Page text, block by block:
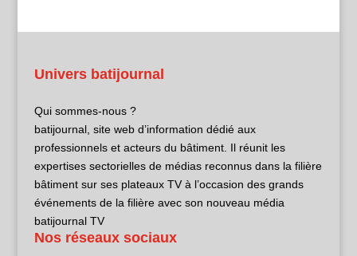
Univers batijournal
Qui sommes-nous ?
batijournal, site web d’information dédié aux
professionnels et acteurs du bâtiment. Il réunit les
expertises sectorielles de médias reconnus dans la filière
bâtiment sur ses plateaux TV à l’occasion des grands
événements de la filière avec son nouveau média
batijournal TV
Nos réseaux sociaux